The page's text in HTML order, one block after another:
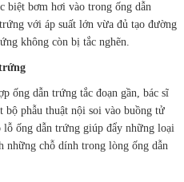
biệt bơm hơi vào trong ống dẫn
với áp suất lớn vừa đủ tạo đường
không còn bị tắc nghẽn.
ống dẫn trứng tắc đoạn gần, bác sĩ
bộ phẫu thuật nội soi vào buồng tử
lỗ ống dẫn trứng giúp đẩy những loại
những chỗ dính trong lòng ống dẫn